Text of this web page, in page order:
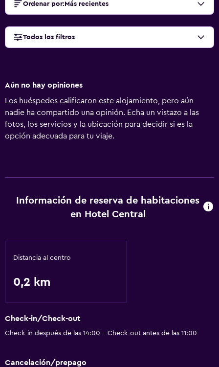
Ordenar por: Más recientes
Todos los filtros
Aún no hay opiniones
Los huéspedes calificaron este alojamiento, pero aún
nadie ha compartido una opinión. Echa un vistazo a las
fotos, los servicios y la ubicación para decidir si es la
opción adecuada para tu viaje.
Información de reserva de habitaciones
en Hotel Central
Distancia al centro
0,2 km
Check-in/Check-out
Check-in después de las 14:00 - Check-out antes de las 11:00
Cancelación/prepago